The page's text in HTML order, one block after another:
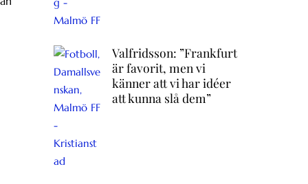
Valfridsson: ”Frankfurt
är favorit, men vi
känner att vi har idéer
att kunna slå dem”